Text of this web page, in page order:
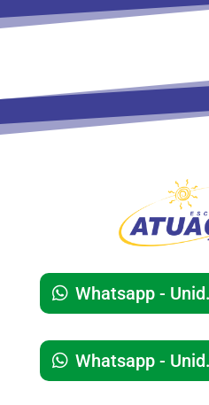
Whatsapp -
Whatsapp -